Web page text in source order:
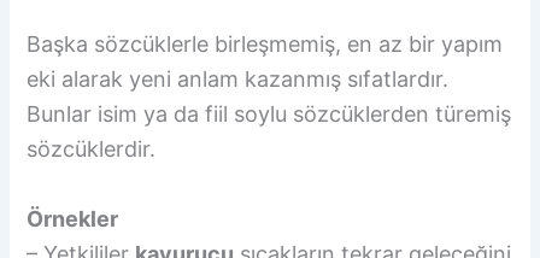
Başka sözcüklerle birleşmemiş, en az bir yapım
eki alarak yeni anlam kazanmış sıfatlardır.
Bunlar isim ya da fiil soylu sözcüklerden türemiş
sözcüklerdir.
Örnekler